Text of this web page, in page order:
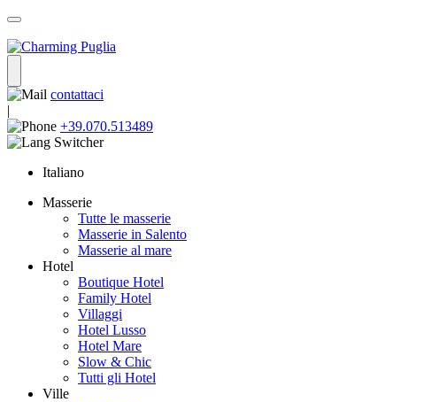
contattaci
|
+39.070.513489
Italiano
Masserie
Tutte le masserie
Masserie in Salento
Masserie al mare
Hotel
Boutique Hotel
Family Hotel
Villaggi
Hotel Lusso
Hotel Mare
Slow & Chic
Tutti gli Hotel
Ville